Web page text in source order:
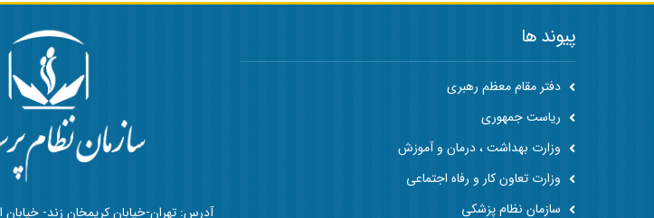
پیوند ها
دفتر مقام معظم رهبری
ریاست جمهوری
وزارت بهداشت ، درمان و آموزش
وزارت تعاون کار و رفاه اجتماعی
سازمان نظام پزشکی
آدرس: تهران-خیابان کریمخان زند-